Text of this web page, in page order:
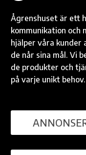
Ågrenshuset är ett
kommunikation och
hjälper våra kunder
de når sina mål. Vi
de produkter och
på varje unikt behov.